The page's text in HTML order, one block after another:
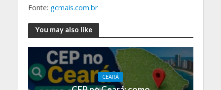
Fonte: gcmais.com.br
You may also like
CEARÁ